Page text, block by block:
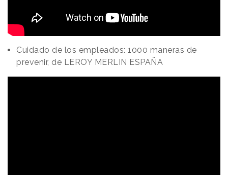
Cuidado de los empleados: 1000 maneras de
prevenir, de LEROY MERLIN ESPAÑA